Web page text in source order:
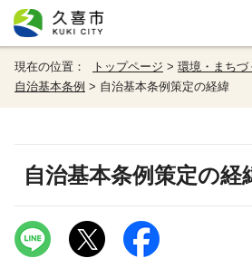
現在の位置： トップページ > 環境・まちづ
自治基本条例 > 自治基本条例策定の経緯
自治基本条例策定の経